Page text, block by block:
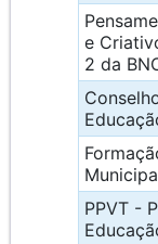
e
2 da
PPVT -